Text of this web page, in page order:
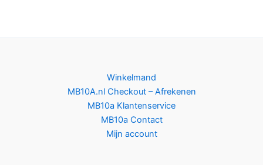
Winkelmand
MB10A.nl Checkout – Afrekenen
MB10a Klantenservice
MB10a Contact
Mijn account